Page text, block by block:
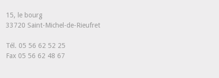
15, le bourg
33720 Saint-Michel-de-Rieufret
Tél. 05 56 62 52 25
Fax 05 56 62 48 67